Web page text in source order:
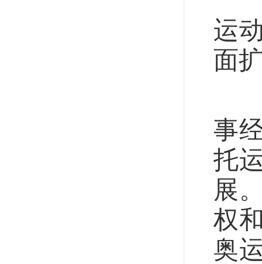
运
面
事
托
展
权
奥